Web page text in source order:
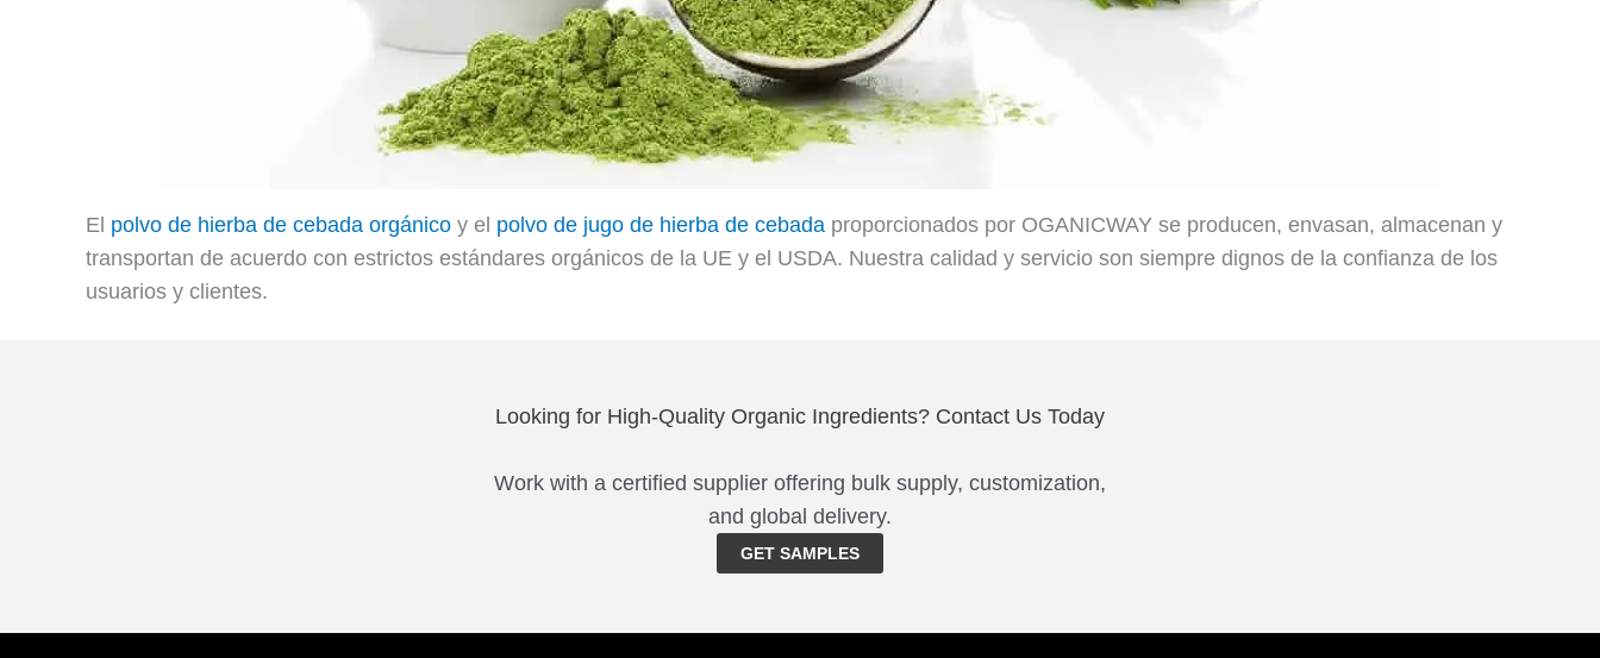
El polvo de hierba de cebada orgánico y el polvo de jugo de hierba de cebada proporcionados por OGANICWAY se producen, envasan, almacenan y
transportan de acuerdo con estrictos estándares orgánicos de la UE y el USDA. Nuestra calidad y servicio son siempre dignos de la confianza de los
usuarios y clientes.
Looking for High-Quality Organic Ingredients? Contact Us Today
Work with a certified supplier offering bulk supply, customization,
and global delivery.
GET SAMPLES